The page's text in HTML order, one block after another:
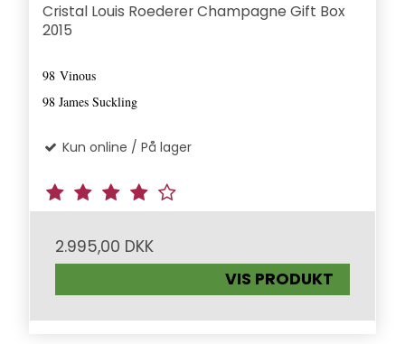
Cristal Louis Roederer Champagne Gift Box
2015
98Vinous
98 James Suckling
Kun online / På lager
2.995,00 DKK
VIS PRODUKT